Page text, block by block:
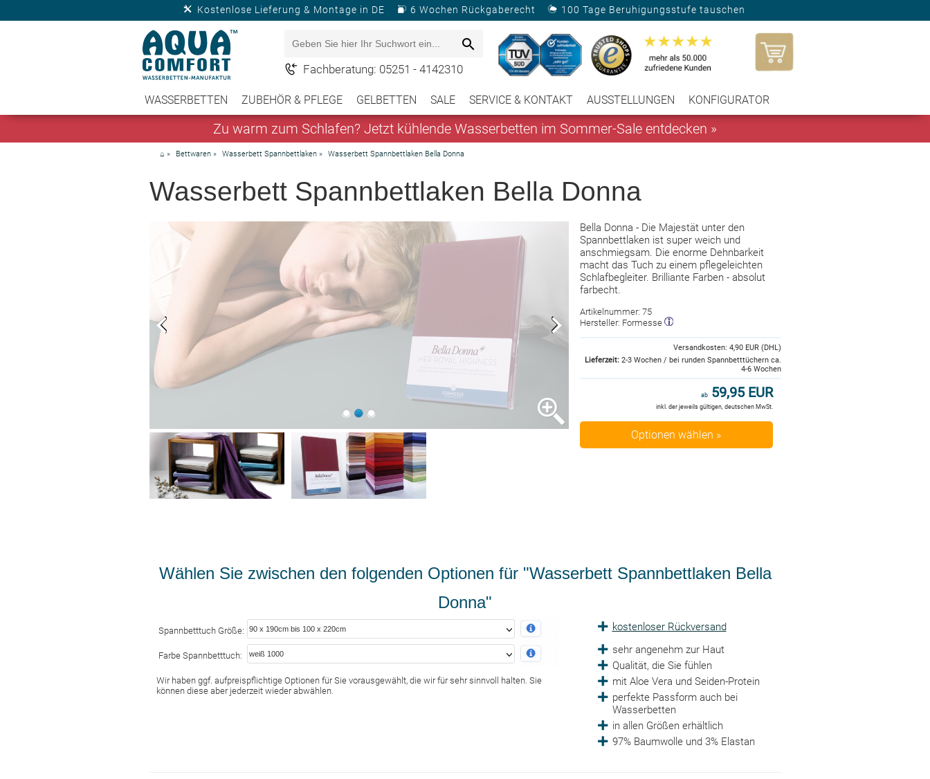
Kostenlose Lieferung & Montage in DE 6 Wochen Rückgaberecht 100 Tage Beruhigungsstufe tauschen
Fachberatung: 05251 - 4142310
WASSERBETTEN ZUBEHÖR & PFLEGE GELBETTEN SALE SERVICE & KONTAKT AUSSTELLUNGEN KONFIGURATOR
Zu warm zum Schlafen? Jetzt kühlende Wasserbetten im Sommer-Sale entdecken »
⌂ » Bettwaren» Wasserbett Spannbettlaken» Wasserbett Spannbettlaken Bella Donna
Wasserbett Spannbettlaken Bella Donna
Bella Donna - Die Majestät unter den
Spannbettlaken ist super weich und
anschmiegsam. Die enorme Dehnbarkeit
macht das Tuch zu einem pflegeleichten
Schlafbegleiter. Brilliante Farben - absolut
farbecht.
Artikelnummer: 75
Hersteller: Formesse
Versandkosten: 4,90 EUR (DHL)
Lieferzeit:2-3 Wochen / bei runden Spannbetttüchern ca.
4-6 Wochen
ab 59,95 EUR
inkl. der jeweils gültigen, deutschen MwSt.
Optionen wählen »
Wählen Sie zwischen den folgenden Optionen für "Wasserbett Spannbettlaken Bella
Donna"
kostenloser Rückversand
sehr angenehm zur Haut
Qualität, die Sie fühlen
mit Aloe Vera und Seiden-Protein
perfekte Passform auch bei
Wasserbetten
in allen Größen erhältlich
97% Baumwolle und 3% Elastan
Spannbetttuch Größe:
Farbe Spannbetttuch:
Wir haben ggf. aufpreispflichtige Optionen für Sie vorausgewählt, die wir für sehr sinnvoll halten. Sie
können diese aber jederzeit wieder abwählen.